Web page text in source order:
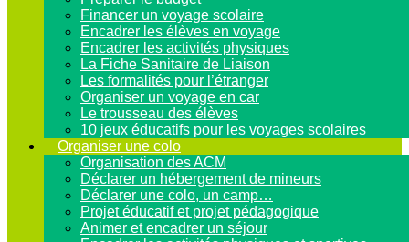
Financer un voyage scolaire
Encadrer les élèves en voyage
Encadrer les activités physiques
La Fiche Sanitaire de Liaison
Les formalités pour l’étranger
Organiser un voyage en car
Le trousseau des élèves
10 jeux éducatifs pour les voyages scolaires
Organiser une colo
Organisation des ACM
Déclarer un hébergement de mineurs
Déclarer une colo, un camp…
Projet éducatif et projet pédagogique
Animer et encadrer un séjour